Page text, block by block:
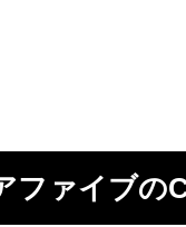
ファイブの